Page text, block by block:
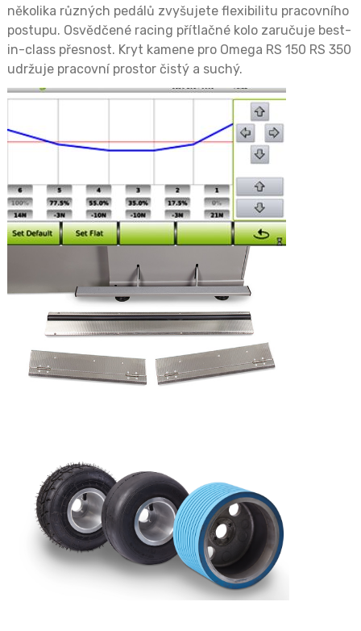
několika různých pedálů zvyšujete flexibilitu pracovního
postupu. Osvědčené racing přítlačné kolo zaručuje best-
in-class přesnost. Kryt kamene pro Omega RS 150 RS 350
udržuje pracovní prostor čistý a suchý.